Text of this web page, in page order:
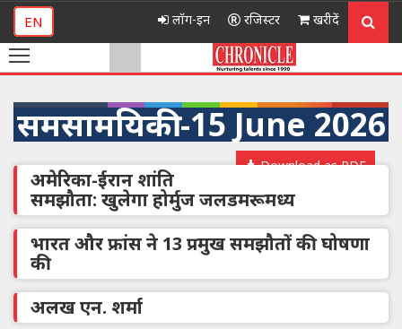
EN लॉग-इन रजिस्टर खरीदें
समसामयिकी -15 June 2026
Download as PDF
अमेरिका-ईरान शांति
समझौता: खुलेगा होर्मुज जलडमरूमध्य
भारत और फ्रांस ने 13 प्रमुख समझौतों की घोषणा
की
अलख एन. शर्मा